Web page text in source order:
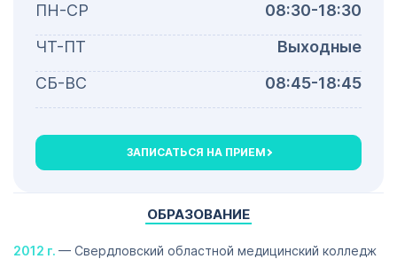
ПН-СР
08:30-18:30
ЧТ-ПТ
Выходные
СБ-ВС
08:45-18:45
ЗАПИСАТЬСЯ НА ПРИЕМ
ОБРАЗОВАНИЕ
2012 г. — Свердловский областной медицинский колледж